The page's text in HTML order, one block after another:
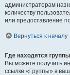
администраторам
количеству
или предоставление
Вернуться к началу
Где находятся
Вы можете получить
ссылке «Группы» в